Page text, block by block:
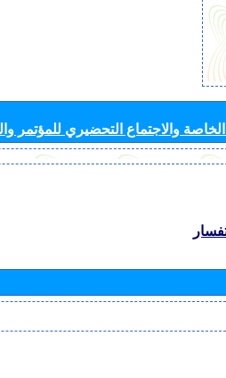
والاجتماع التحضيري للمؤتمر